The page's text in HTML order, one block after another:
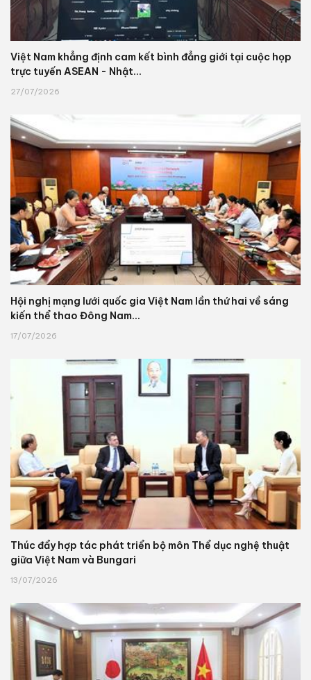
Việt Nam khẳng định cam kết bình đẳng giới tại cuộc họp
trực tuyến ASEAN - Nhật...
27/07/2026
Hội nghị mạng lưới quốc gia Việt Nam lần thứ hai về sáng
kiến thể thao Đông Nam...
17/07/2026
Thúc đẩy hợp tác phát triển bộ môn Thể dục nghệ thuật
giữa Việt Nam và Bungari
13/07/2026